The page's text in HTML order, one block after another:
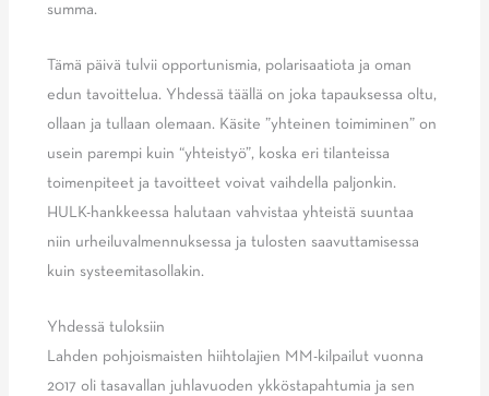
summa.
Tämä päivä tulvii opportunismia, polarisaatiota ja oman
edun tavoittelua. Yhdessä täällä on joka tapauksessa oltu,
ollaan ja tullaan olemaan. Käsite ”yhteinen toimiminen” on
usein parempi kuin “yhteistyö”, koska eri tilanteissa
toimenpiteet ja tavoitteet voivat vaihdella paljonkin.
HULK-hankkeessa halutaan vahvistaa yhteistä suuntaa
niin urheiluvalmennuksessa ja tulosten saavuttamisessa
kuin systeemitasollakin.
Yhdessä tuloksiin
Lahden pohjoismaisten hiihtolajien MM-kilpailut vuonna
2017 oli tasavallan juhlavuoden ykköstapahtumia ja sen